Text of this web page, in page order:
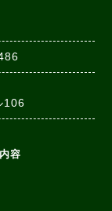
106
容